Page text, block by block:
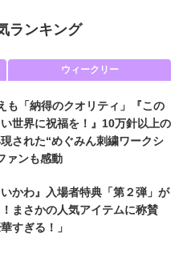
ランキング
ウィークリー
も「納得のクオリティ」『この
世界に祝福を！』10万針以上の
された“めぐみん刺繍ワークシ
ァンも感動
かわ』入場者特典「第２弾」が
まさかの人気アイテムに称賛
すぎる！」